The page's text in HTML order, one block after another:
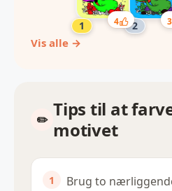
4 3
Vis alle →
Tips til at
motivet
Brug to